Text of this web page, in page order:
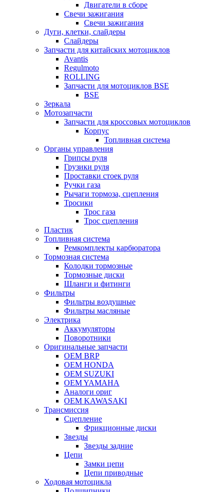
Двигатели в сборе
Свечи зажигания
Свечи зажигания
Дуги, клетки, слайдеры
Слайдеры
Запчасти для китайских мотоциклов
Avantis
Regulmoto
ROLLING
Запчасти для мотоциклов BSE
BSE
Зеркала
Мотозапчасти
Запчасти для кроссовых мотоциклов
Корпус
Топливная система
Органы управления
Грипсы руля
Грузики руля
Проставки стоек руля
Ручки газа
Рычаги тормоза, сцепления
Тросики
Трос газа
Трос сцепления
Пластик
Топливная система
Ремкомплекты карбюратора
Тормозная система
Колодки тормозные
Тормозные диски
Шланги и фитинги
Фильтры
Фильтры воздушные
Фильтры масляные
Электрика
Аккумуляторы
Поворотники
Оригинальные запчасти
OEM BRP
OEM HONDA
OEM SUZUKI
OEM YAMAHA
Аналоги ориг
OEM KAWASAKI
Трансмиссия
Cцепление
Фрикционные диски
Звезды
Звезды задние
Цепи
Замки цепи
Цепи приводные
Ходовая мотоцикла